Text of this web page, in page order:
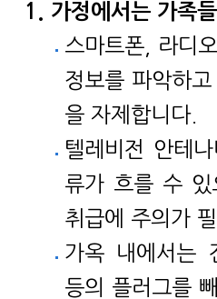
가정에서는 가족
스마트폰, 라디
정보를 파악하
을 자제합니다.
텔레비전 안테
류가 흐를 수 있
취급에 주의가
가옥 내에서는
등의 플러그를